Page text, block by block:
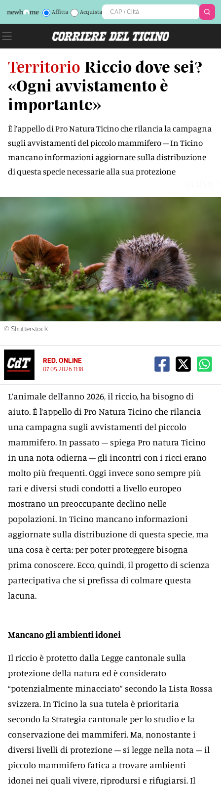
Affitta Acquista
Territorio Riccio dove sei?
«Ogni avvistamento è
importante»
È l’appello di Pro Natura Ticino che rilancia la campagna
sugli avvistamenti del piccolo mammifero – In Ticino
mancano informazioni aggiornate sulla distribuzione
di questa specie necessarie alla sua protezione
© Shutterstock
RED. ONLINE
07.05.2026 11:18
L’animale dell’anno 2026, il riccio, ha bisogno di
aiuto. È l’appello di Pro Natura Ticino che rilancia
una campagna sugli avvistamenti del piccolo
mammifero. In passato – spiega Pro natura Ticino
in una nota odierna – gli incontri con i ricci erano
molto più frequenti. Oggi invece sono sempre più
rari e diversi studi condotti a livello europeo
mostrano un preoccupante declino nelle
popolazioni. In Ticino mancano informazioni
aggiornate sulla distribuzione di questa specie, ma
una cosa è certa: per poter proteggere bisogna
prima conoscere. Ecco, quindi, il progetto di scienza
partecipativa che si prefissa di colmare questa
lacuna.
Mancano gli ambienti idonei
Il riccio è protetto dalla Legge cantonale sulla
protezione della natura ed è considerato
“potenzialmente minacciato” secondo la Lista Rossa
svizzera. In Ticino la sua tutela è prioritaria
secondo la Strategia cantonale per lo studio e la
conservazione dei mammiferi. Ma, nonostante i
diversi livelli di protezione – si legge nella nota – il
piccolo mammifero fatica a trovare ambienti
idonei nei quali vivere, riprodursi e rifugiarsi. Il